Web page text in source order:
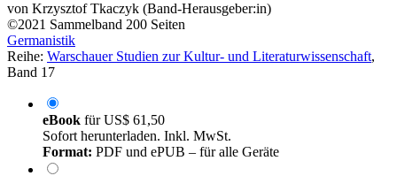
von Krzysztof Tkaczyk (Band-Herausgeber:in)
©2021 Sammelband 200 Seiten
Germanistik
Reihe: Warschauer Studien zur Kultur- und Literaturwissenschaft,
Band 17
eBook fürUS$ 61,50
Sofort herunterladen. Inkl. MwSt.
Format: PDF und ePUB – für alle Geräte